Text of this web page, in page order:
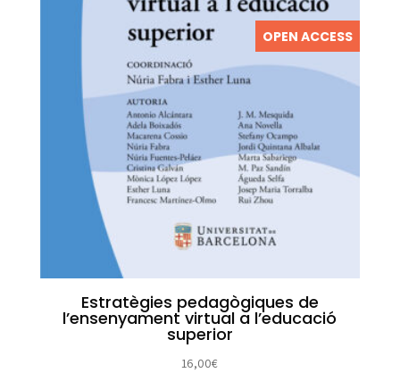
OPEN ACCESS
Estratègies pedagògiques de
l’ensenyament virtual a l’educació
superior
16,00€